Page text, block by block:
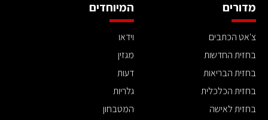
מדורים
צ'אט הכתבים
בחזית החדשות
בחזית הבריאות
בחזית הכלכלית
בחזית לאישה
המיוחדים
וידאו
מגזין
דעות
גלריות
המטבחון